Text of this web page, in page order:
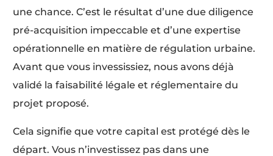
une chance. C’est le résultat d’une due diligence
pré-acquisition impeccable et d’une expertise
opérationnelle en matière de régulation urbaine.
Avant que vous invessissiez, nous avons déjà
validé la faisabilité légale et réglementaire du
projet proposé.
Cela signifie que votre capital est protégé dès le
départ. Vous n’investissez pas dans une